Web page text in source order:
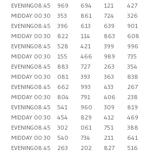
EVENING08:45 969 694 121 427
MIDDAY 00:30 353 861 724 326
EVENING08:45 396 613 639 901
MIDDAY 00:30 822 114 863 608
EVENING08:45 528 421 399 996
MIDDAY 00:30 155 466 989 735
EVENING08:45 883 727 263 354
MIDDAY 00:30 081 393 363 838
EVENING08:45 662 993 433 267
MIDDAY 00:30 804 791 406 238
EVENING08:45 541 960 309 819
MIDDAY 00:30 454 829 412 469
EVENING08:45 302 061 751 388
MIDDAY 00:30 540 734 211 641
EVENING08:45 263 202 827 516